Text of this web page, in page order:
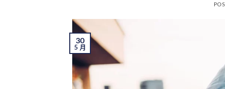
30
5 月